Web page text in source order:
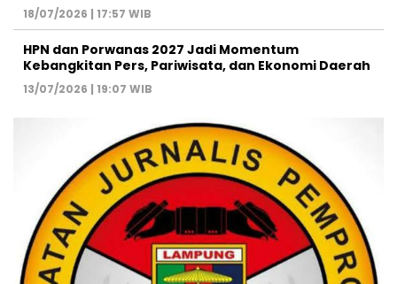
18/07/2026 | 17:57 WIB
HPN dan Porwanas 2027 Jadi Momentum
Kebangkitan Pers, Pariwisata, dan Ekonomi Daerah
13/07/2026 | 19:07 WIB